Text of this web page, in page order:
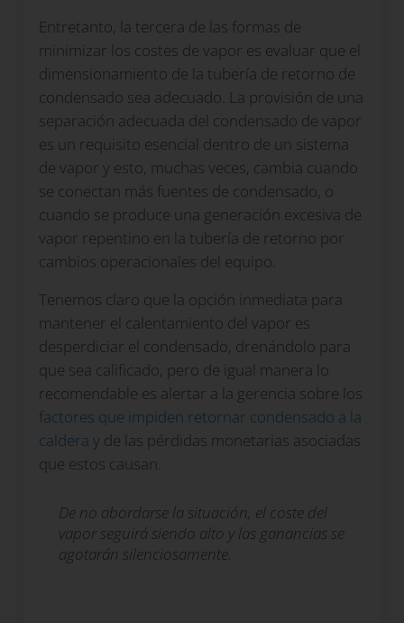
Entretanto, la tercera de las formas de
minimizar los costes de vapor es evaluar que el
dimensionamiento de la tubería de retorno de
condensado sea adecuado. La provisión de una
separación adecuada del condensado de vapor
es un requisito esencial dentro de un sistema
de vapor y esto, muchas veces, cambia cuando
se conectan más fuentes de condensado, o
cuando se produce una generación excesiva de
vapor repentino en la tubería de retorno por
cambios operacionales del equipo.
Tenemos claro que la opción inmediata para
mantener el calentamiento del vapor es
desperdiciar el condensado, drenándolo para
que sea calificado, pero de igual manera lo
recomendable es alertar a la gerencia sobre los
factores que impiden retornar condensado a la
caldera y de las pérdidas monetarias asociadas
que estos causan.
De no abordarse la situación, el coste del
vapor seguirá siendo alto y las ganancias se
agotarán silenciosamente.